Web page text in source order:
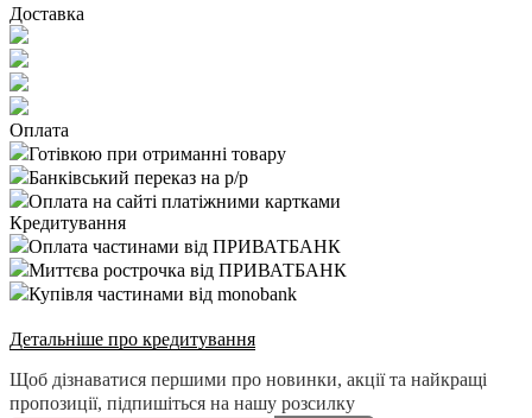
Доставка
Оплата
Готівкою при отриманні товару
Банківський переказ на р/р
Оплата на сайті платіжними картками
Кредитування
Оплата частинами від ПРИВАТБАНК
Миттєва рострочка від ПРИВАТБАНК
Купівля частинами від monobank
Детальніше про кредитування
Щоб дізнаватися першими про новинки, акції та найкращі
пропозиції, підпишіться на нашу розсилку